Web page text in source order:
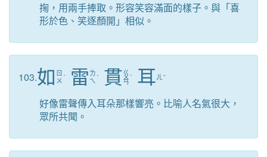
掬，用兩手捧取。形容笑容滿面的樣子。與「喜
形於色、笑逐顏開」相似。
103.如 ㄖ
ㄨ ˊ 雷 ㄌ
ㄟ ˊ 貫ㄍ
ㄨ
ㄢ
ˋ 耳 ㄦ ˇ
好像雷聲傳入耳朵那樣響亮。比喻人名氣很大，
眾所共聞。